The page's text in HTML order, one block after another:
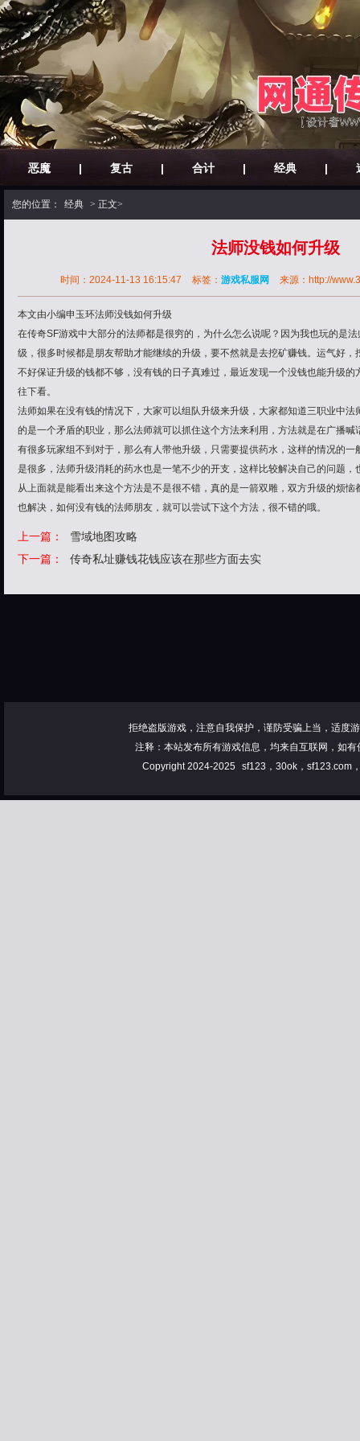
恶魔 | 复古 | 合计 | 经典 |
您的位置： 经典 > 正文>
法师没钱如何升级
时间：2024-11-13 16:15:47 标签： 游戏私服网 来源：http://
本文由小编申玉环法师没钱如何升级
在传奇SF游戏中大部分的法师都是很穷的，为什么怎么说呢？因为我也玩的是
级，很多时候都是朋友帮助才能继续的升级，要不然就是去挖矿赚钱。运气好
不好保证升级的钱都不够，没有钱的日子真难过，最近发现一个没钱也能升级
往下看。
法师如果在没有钱的情况下，大家可以组队升级来升级，大家都知道三职业中
的是一个矛盾的职业，那么法师就可以抓住这个方法来利用，方法就是在广播
有很多玩家组不到对于，那么有人带他升级，只需要提供药水，这样的情况的
是很多，法师升级消耗的药水也是一笔不少的开支，这样比较解决自己的问题，
从上面就是能看出来这个方法是不是很不错，真的是一箭双雕，双方升级的烦
也解决，如何没有钱的法师朋友，就可以尝试下这个方法，很不错的哦。
上一篇：
雪域地图攻略
下一篇：
传奇私址赚钱花钱应该在那些方面去实
拒绝盗版游戏，注意自我保护，谨防受骗上当，适度
注释：本站发布所有游戏信息，均来自互联网，如
Copyright 2024-2025
sf123，30ok，sf123.com